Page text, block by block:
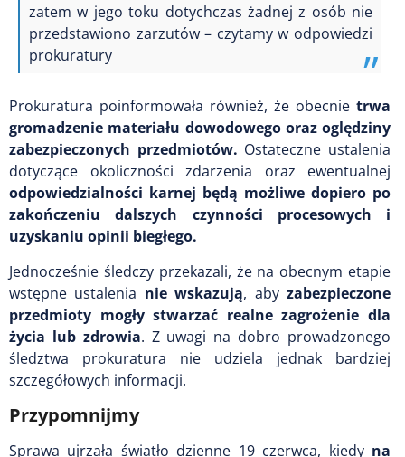
zatem w jego toku dotychczas żadnej z osób nie
przedstawiono zarzutów – czytamy w odpowiedzi
prokuratury
Prokuratura poinformowała również, że obecnie trwa
gromadzenie materiału dowodowego oraz oględziny
zabezpieczonych przedmiotów. Ostateczne ustalenia
dotyczące okoliczności zdarzenia oraz ewentualnej
odpowiedzialności karnej będą możliwe dopiero po
zakończeniu dalszych czynności procesowych i
uzyskaniu opinii biegłego.
Jednocześnie śledczy przekazali, że na obecnym etapie
wstępne ustalenia nie wskazują, abyzabezpieczone
przedmioty mogły stwarzać realne zagrożenie dla
życia lub zdrowia. Z uwagi na dobro prowadzonego
śledztwa prokuratura nie udziela jednak bardziej
szczegółowych informacji.
Przypomnijmy
Sprawa ujrzała światło dzienne 19 czerwca, kiedy na